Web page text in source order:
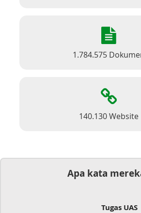
1.784.575
140.130 Website
Apa kata
Tugas UAS